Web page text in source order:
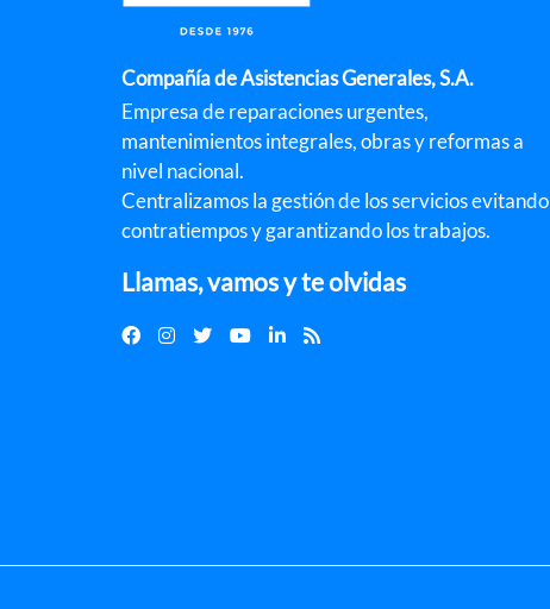
Compañía de Asistencias Generales, S.A.
Empresa de reparaciones urgentes,
mantenimientos integrales, obras y reformas a
nivel nacional.
Centralizamos la gestión de los servicios evitando
contratiempos y garantizando los trabajos.
Llamas, vamos y te olvidas